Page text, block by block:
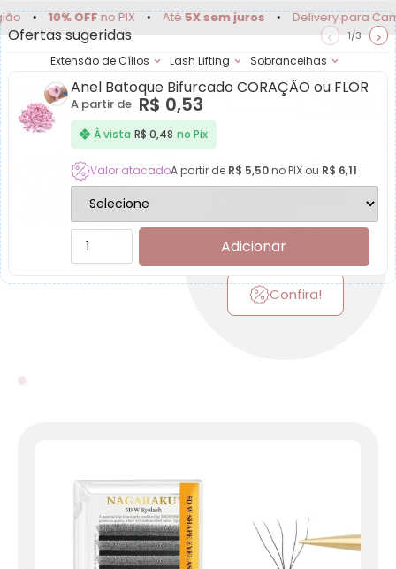
OFFno PIX • Até5X sem juros • Delivery para Campinas e
Extensão de Cílios Lash Lifting Sobrancelhas
Achadinhos Minha
Live Lash - Extensão
Descontos de
Atacado
Descontos de
Ganhe descontos
incríveis para compras
acima de R$ 499,00!
Confira!
Ofertas sugeridas < 1/3 >
Anel Batoque Bifurcado CORAÇÃO ou FLOR
A partir de R$ 0,53
À vista R$ 0,48 no Pix
Valor atacadoA partir de R$ 5,50no PIX ou R$ 6,11
Adicionar